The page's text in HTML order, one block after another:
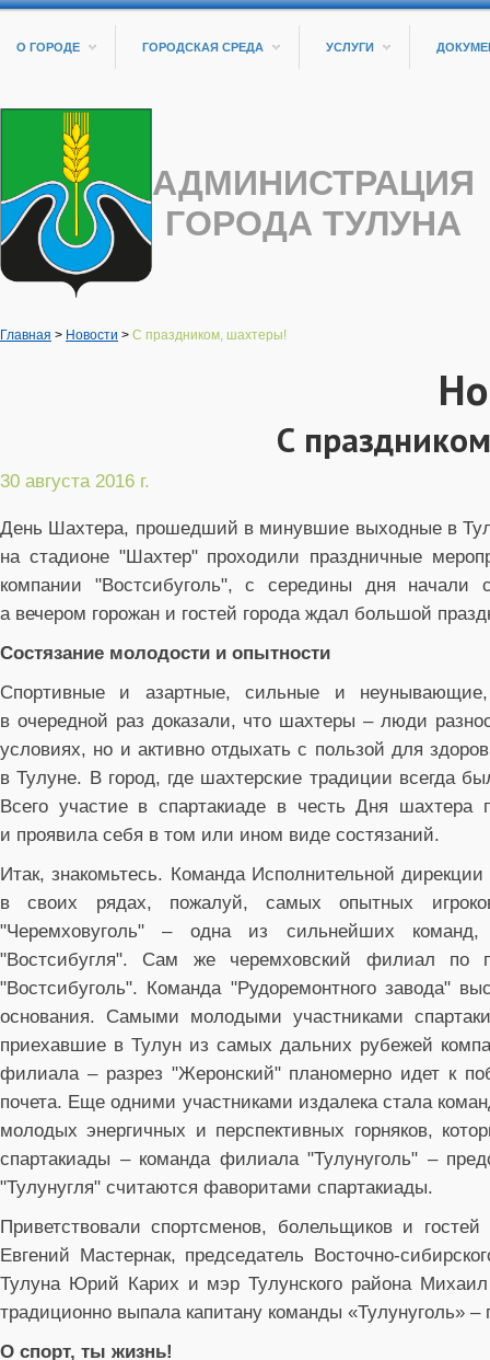
О ГОРОДЕ ГОРОДСКАЯ СРЕДА УСЛУГИ
АДМИНИСТРАЦИЯ
ГОРОДА ТУЛУНА
Главная > Новости > С праздником, шахтеры!
С
30 августа 2016 г.
День Шахтера, прошедший в минувшие выходные в
на стадионе "Шахтер" проходили праздничные
компании "Востсибуголь", с середины дня
а вечером горожан и гостей города ждал большой
Состязание молодости и опытности
Спортивные и азартные, сильные и
в очередной раз доказали, что шахтеры – люди
условиях, но и активно отдыхать с пользой для
в Тулуне. В город, где шахтерские традиции всегда
Всего участие в спартакиаде в честь Дня
и проявила себя в том или ином виде состязаний.
Итак, знакомьтесь. Команда Исполнительной
в своих рядах, пожалуй, самых опытных
"Черемховуголь" – одна из сильнейших команд,
"Востсибугля". Сам же черемховский филиал по
"Востсибуголь". Команда "Рудоремонтного завода"
основания. Самыми молодыми участниками
приехавшие в Тулун из самых дальних рубежей
филиала – разрез "Жеронский" планомерно идет к
почета. Еще одними участниками издалека стала
молодых энергичных и перспективных горняков,
спартакиады – команда филиала "Тулунуголь" –
"Тулунугля" считаются фаворитами спартакиады.
Приветствовали спортсменов, болельщиков и
Евгений Мастернак, председатель Восточно-
Тулуна Юрий Карих и мэр Тулунского района Михаил
традиционно выпала капитану команды «Тулунуголь»
О спорт, ты жизнь!